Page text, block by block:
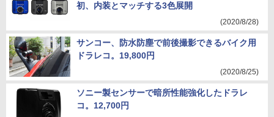
初、内装とマッチする3色展開
(2020/8/28)
サンコー、防水防塵で前後撮影できるバイク用
ドラレコ。19,800円
(2020/8/25)
ソニー製センサーで暗所性能強化したドラレ
コ。12,700円